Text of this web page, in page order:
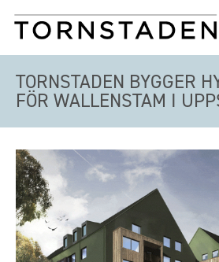
TORNSTADEN BYGGER
FÖR WALLENSTAM I